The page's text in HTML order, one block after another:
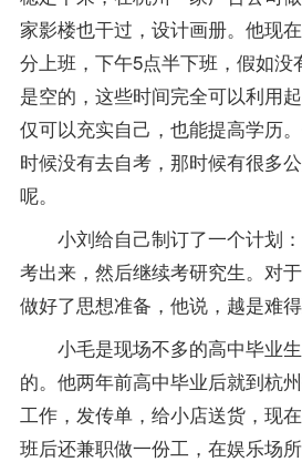
家影楼也干过，设计画册。他现
分上班，下午5点半下班，假如没
是空的，这些时间完全可以利用
仅可以充实自己，也能提高学历
时候没有去自考，那时候有很多
呢。
小刘给自己制订了一个计划：
考出来，然后继续考研究生。对
做好了思想准备，他说，越是难
小毛是现场不多的高中毕业生
的。他两年前高中毕业后就到杭
工作，发传单，给小店送货，现
班后还兼职做一份工，在娱乐场